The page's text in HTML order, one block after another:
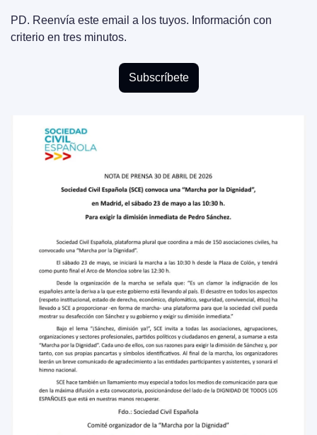
PD. Reenvía este email a los tuyos. Información con
criterio en tres minutos.
Subscríbete